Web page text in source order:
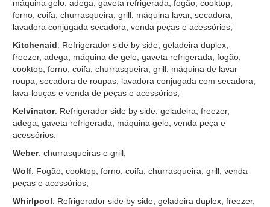
máquina gelo, adega, gaveta refrigerada, fogão, cooktop,
forno, coifa, churrasqueira, grill, máquina lavar, secadora,
lavadora conjugada secadora, venda peças e acessórios;
Kitchenaid: Refrigerador side by side, geladeira duplex,
freezer, adega, máquina de gelo, gaveta refrigerada, fogão,
cooktop, forno, coifa, churrasqueira, grill, máquina de lavar
roupa, secadora de roupas, lavadora conjugada com secadora,
lava-louças e venda de peças e acessórios;
Kelvinator: Refrigerador side by side, geladeira, freezer,
adega, gaveta refrigerada, máquina gelo, venda peça e
acessórios;
Weber: churrasqueiras e grill;
Wolf: Fogão, cooktop, forno, coifa, churrasqueira, grill, venda
peças e acessórios;
Whirlpool: Refrigerador side by side, geladeira duplex, freezer,